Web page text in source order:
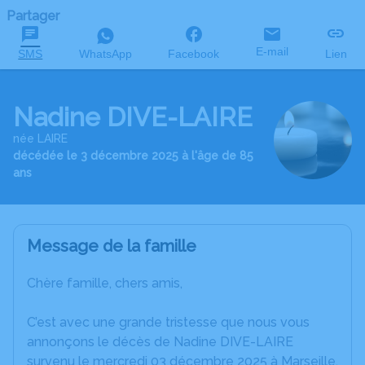
Partager
SMS WhatsApp Facebook E-mail Lien
Nadine DIVE-LAIRE
née LAIRE
décédée le 3 décembre 2025 à l'âge de 85
ans
Message de la famille
Chère famille, chers amis,
C’est avec une grande tristesse que nous vous
annonçons le décès de Nadine DIVE-LAIRE
survenu le mercredi 03 décembre 2025 à Marseille.